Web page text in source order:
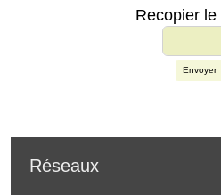
Recopier le
Envoyer
Réseaux